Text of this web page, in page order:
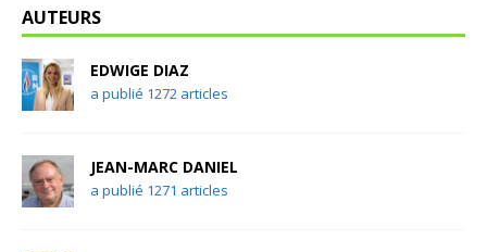
AUTEURS
EDWIGE DIAZ
a publié 1272 articles
JEAN-MARC DANIEL
a publié 1271 articles